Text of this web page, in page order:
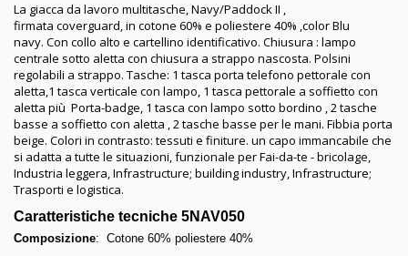
La giacca da lavoro multitasche, Navy/Paddock II ,
firmata coverguard, in cotone 60% e poliestere 40% ,color Blu
navy. Con collo alto e cartellino identificativo. Chiusura : lampo
centrale sotto aletta con chiusura a strappo nascosta. Polsini
regolabili a strappo. Tasche: 1 tasca porta telefono pettorale con
aletta,1 tasca verticale con lampo, 1 tasca pettorale a soffietto con
aletta più Porta-badge, 1 tasca con lampo sotto bordino , 2 tasche
basse a soffietto con aletta , 2 tasche basse per le mani. Fibbia porta
beige. Colori in contrasto: tessuti e finiture. un capo immancabile che
si adatta a tutte le situazioni, funzionale per Fai-da-te - bricolage,
Industria leggera, Infrastructure; building industry, Infrastructure;
Trasporti e logistica.
Caratteristiche tecniche 5NAV050
Composizione: Cotone 60% poliestere 40%